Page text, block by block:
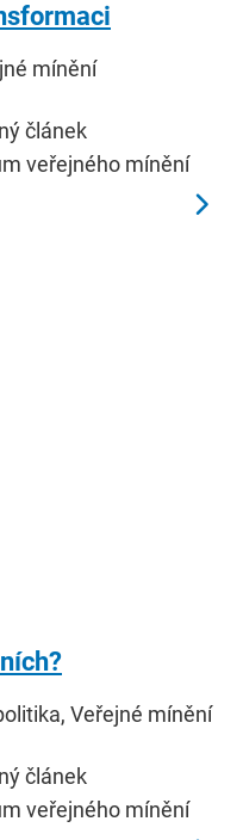
mínění
článek
veřejného mínění
Veřejné mínění
článek
veřejného mínění